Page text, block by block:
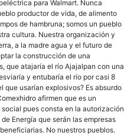
para Walmart. Nunca
productor de vida, de alimento
de hambruna; somos un pueblo
cultura. Nuestra organización y
a la madre agua y el futuro de
la construcción de una
que atajaría el río Ajajalpan con una
y entubaría el río por casi 8
que usarían explosivos? Es absurdo
afirmen que es un
pues consta en la autorización
Energía que serán las empresas
No nuestros pueblos.